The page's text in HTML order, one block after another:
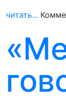
читать...